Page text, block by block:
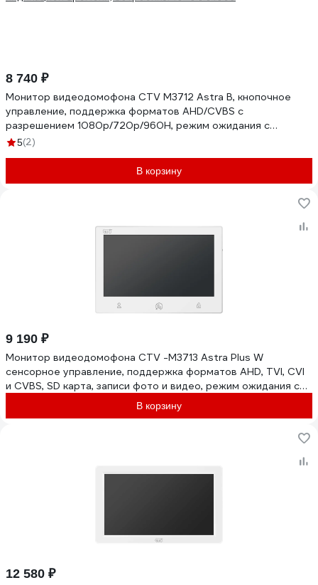
8 740 ₽
Монитор видеодомофона CTV M3712 Astra B, кнопочное
управление, поддержка форматов AHD/CVBS с
разрешением 1080p/720p/960H, режим ожидания с
индикацией времени, встроенны 10-0001035
5(2)
В корзину
9 190 ₽
Монитор видеодомофона CTV -M3713 Astra Plus W
сенсорное управление, поддержка форматов AHD, TVI, CVI
и CVBS, SD карта, записи фото и видео, режим ожидания с
В корзину
12 580 ₽